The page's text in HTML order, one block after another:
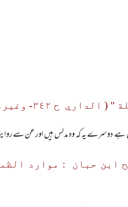
ہے دوسرے یہ کہ وہ مدلس ہیں اور عن سے